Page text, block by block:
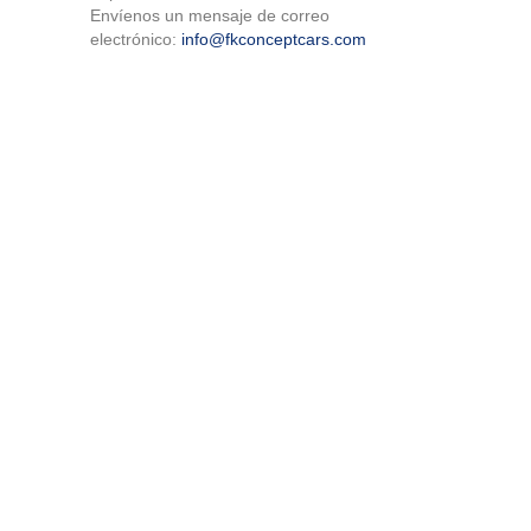
Envíenos un mensaje de correo
electrónico: info@fkconceptcars.com